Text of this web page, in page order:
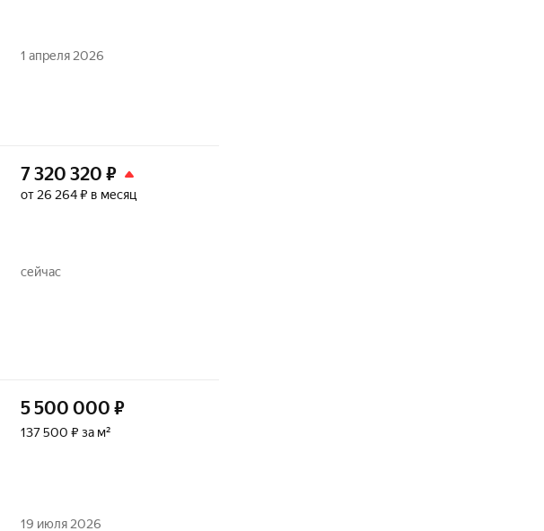
1 апреля 2026
7 320 320 ₽
от 26 264 ₽ в месяц
сейчас
5 500 000 ₽
137 500 ₽ за м²
19 июля 2026